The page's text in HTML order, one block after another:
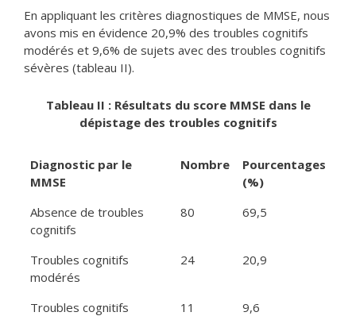
En appliquant les critères diagnostiques de MMSE, nous
avons mis en évidence 20,9% des troubles cognitifs
modérés et 9,6% de sujets avec des troubles cognitifs
sévères (tableau II).
Tableau II : Résultats du score MMSE dans le
dépistage des troubles cognitifs
Diagnostic par le
MMSE
Nombre
Pourcentages
(%)
Absence de troubles
cognitifs
80 69,5
Troubles cognitifs
modérés
24 20,9
Troubles cognitifs
11 9,6